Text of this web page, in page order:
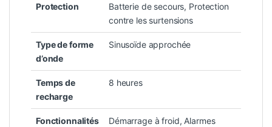
Protection
Batterie de secours, Protection
contre les surtensions
Type de forme
d’onde
Sinusoïde approchée
Temps de
recharge
8 heures
Fonctionnalités
Démarrage à froid, Alarmes